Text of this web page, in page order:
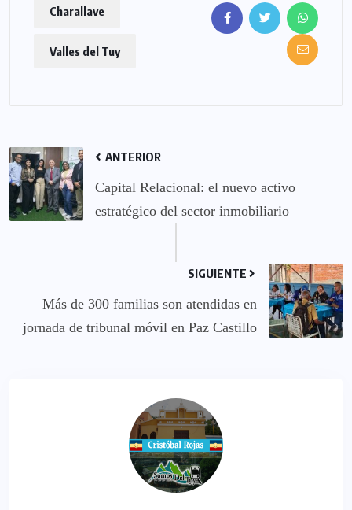
Charallave
Valles del Tuy
ANTERIOR
Capital Relacional: el nuevo activo
estratégico del sector inmobiliario
SIGUIENTE
Más de 300 familias son atendidas en
jornada de tribunal móvil en Paz Castillo